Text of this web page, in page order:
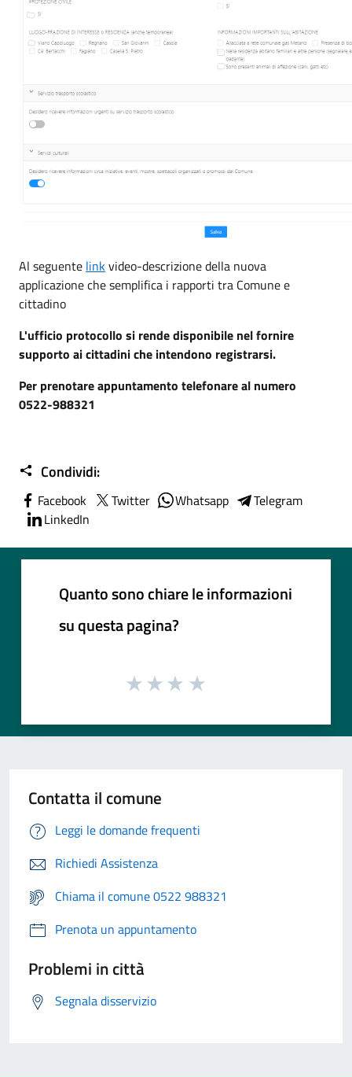
Al seguente linkvideo-descrizione della nuova
applicazione che semplifica i rapporti tra Comune e
cittadino
L'ufficio protocollo si rende disponibile nel fornire
supporto ai cittadini che intendono registrarsi.
Per prenotare appuntamento telefonare al numero
0522-988321
Condividi:
Facebook Twitter Whatsapp
Telegram
LinkedIn
Quanto sono chiare le informazioni
su questa pagina?
Contatta il comune
Leggi le domande frequenti
Richiedi Assistenza
Chiama il comune 0522 988321
Prenota un appuntamento
Problemi in città
Segnala disservizio